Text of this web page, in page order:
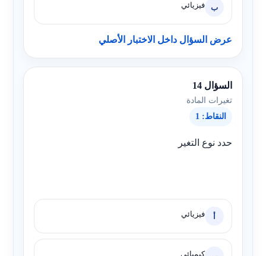
ب فيزيائي
عرض السؤال داخل الاختبار الأصلي
السؤال 14
تغيرات المادة
النقاط: 1
حدد نوع التغير
أ فيزيائي
كيميائي